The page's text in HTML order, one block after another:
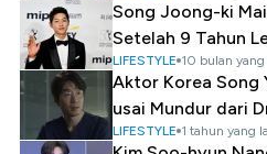
Song Joong-ki
Setelah 9 Tahun
LIFESTYLE 10 bulan yang
Aktor Korea Song
usai Mundur dari
LIFESTYLE 1 tahun yang